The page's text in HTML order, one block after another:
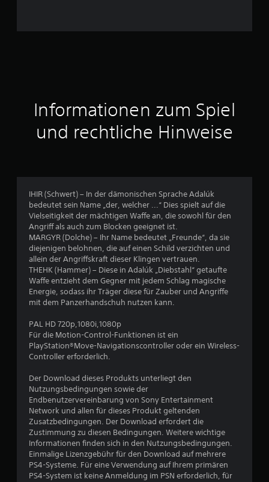
n
u
s
3
4
B
e
w
r
g
e
n
Informationen zum Spiel
und rechtliche Hinweise
IHIR (Schwert) – In der dämonischen Sprache Adalúk
bedeutet sein Name „der, welcher ...“ Dies spielt auf die
Vielseitigkeit der mächtigen Waffe an, die sowohl für den
Angriff als auch zum Blocken geeignet ist.
MARGYR (Dolche) – Ihr Name bedeutet „Freunde“, da sie
diejenigen belohnen, die auf einen Schild verzichten und
allein der Angriffskraft dieser Klingen vertrauen.
THEHK (Hammer) – Diese in Adalúk „Diebstahl“ getaufte
Waffe entzieht dem Gegner mit jedem Schlag magische
Energie, sodass ihr Träger diese für Zauber und Angriffe
mit dem Panzerhandschuh nutzen kann.
PAL HD 720p,1080i,1080p
Für die Motion-Control-Funktionen ist ein
PlayStation®Move-Navigationscontroller oder ein Wireless-
Controller erforderlich.
Der Download dieses Produkts unterliegt den
Nutzungsbedingungen sowie der
Endbenutzervereinbarung von Sony Entertainment
Network und allen für dieses Produkt geltenden
Zusatzbedingungen. Der Download erfordert die
Zustimmung zu diesen Bedingungen. Weitere wichtige
Informationen finden sich in den Nutzungsbedingungen.
Einmalige Lizenzgebühr für den Download auf mehrere
PS4-Systeme. Für eine Verwendung auf Ihrem primären
PS4-System ist keine Anmeldung im PSN erforderlich, für